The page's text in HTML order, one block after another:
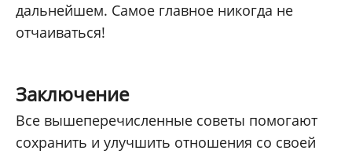
дальнейшем. Самое главное никогда не
отчаиваться!
Заключение
Все вышеперечисленные советы помогают
сохранить и улучшить отношения со своей